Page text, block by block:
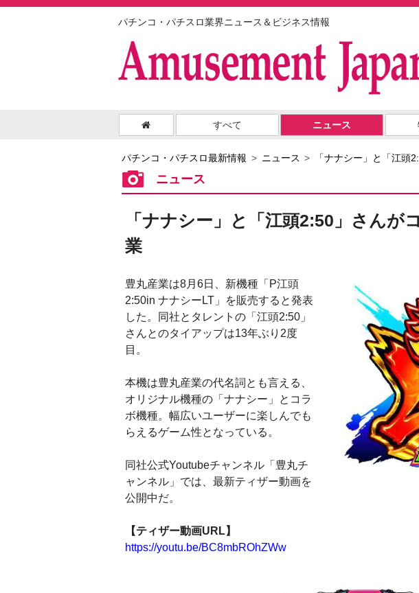
パチンコ・パチスロ業界ニュース＆ビジネス情報
すべて ニュース
パチンコ・パチスロ最新情報 ニュース 「ナナシー」と「江頭
ニュース
「ナナシー」と「江頭2:50」さんが
業
豊丸産業は8月6日、新機種「P江頭
2:50in ナナシーLT」を販売すると発表
した。同社とタレントの「江頭2:50」
さんとのタイアップは13年ぶり2度
目。
本機は豊丸産業の代名詞とも言える、
オリジナル機種の「ナナシー」とコラ
ボ機種。幅広いユーザーに楽しんでも
らえるゲーム性となっている。
同社公式Youtubeチャンネル「豊丸チ
ャンネル」では、最新ティザー動画を
公開中だ。
【ティザー動画URL】
https://youtu.be/BC8mbROhZWw